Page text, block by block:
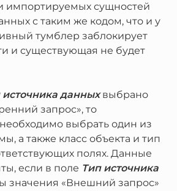
импортируемых сущностей
с таким же кодом, что и у
тумблер заблокирует
и существующая не будет
источника данныхвыбрано
запрос», то
выбрать один из
а также класс объекта и тип
полях. Данные
если в поле Тип источника
значения «Внешний запрос»